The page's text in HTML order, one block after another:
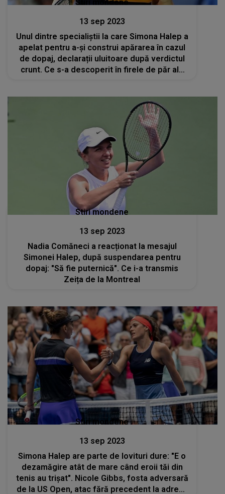
Stiri mondene
13 sep 2023
Unul dintre specialiștii la care Simona Halep a
apelat pentru a-și construi apărarea în cazul
de dopaj, declarații uluitoare după verdictul
crunt. Ce s-a descoperit în firele de păr ale
Stiri mondene
13 sep 2023
Nadia Comăneci a reacționat la mesajul
Simonei Halep, după suspendarea pentru
dopaj: "Să fie puternică". Ce i-a transmis
Zeița de la Montreal
Stiri mondene
13 sep 2023
Simona Halep are parte de lovituri dure: "E o
dezamăgire atât de mare când eroii tăi din
tenis au trișat". Nicole Gibbs, fosta adversară
de la US Open, atac fără precedent la adresa